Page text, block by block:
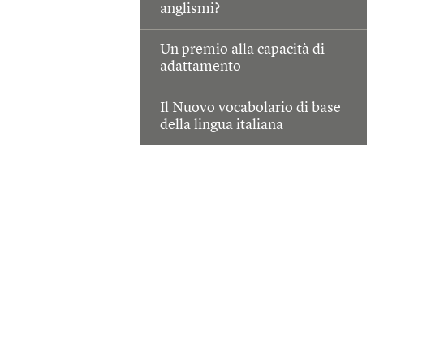
anglismi?
Un premio alla capacità di
adattamento
Il Nuovo vocabolario di base
della lingua italiana